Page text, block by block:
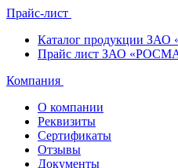
Прайс-лист
Каталог продукции
Прайс лист ЗАО
Компания
О компании
Реквизиты
Сертификаты
Отзывы
Документы